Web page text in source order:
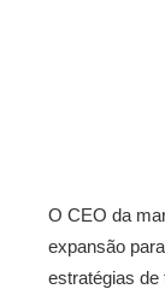
O CEO da
expansão
estratégias de